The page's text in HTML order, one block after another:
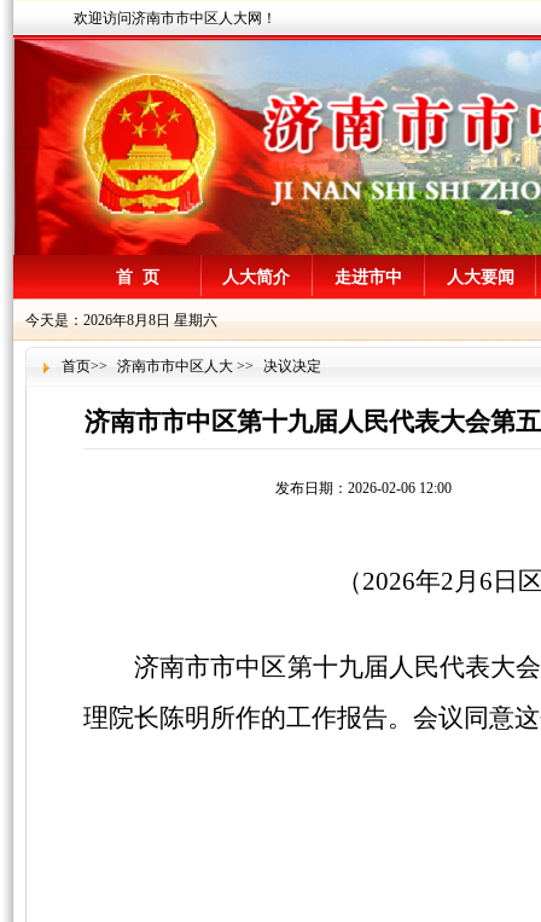
欢迎访问济南市市中区人大网！
首 页 人大简介 走进市中 人大要闻
今天是：2026年8月8日 星期六
首页>> 济南市市中区人大 >> 决议决定
济南市市中区第十九届人民代表大会第
发布日期：2026-02-06 12:00
（2026年2月6日
济南市市中区第十九届人民代表大
理院长陈明 所作的工作报告。会议同意